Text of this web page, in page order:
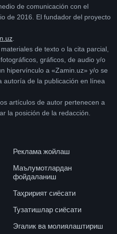
de comunicación con el
de 2016. El fundador del proyecto
de texto o la cita parcial,
gráficos, de audio y/o
hipervínculo a «Zamin.uz» y/o se
autoría de la publicación en línea
artículos de autor pertenecen a
la posición de la redacción.
Реклама жойлаш
Маълумотлардан
фойдаланиш
Таҳририят сиёсати
Тузатишлар сиёсати
Эгалик ва молиялаштириш